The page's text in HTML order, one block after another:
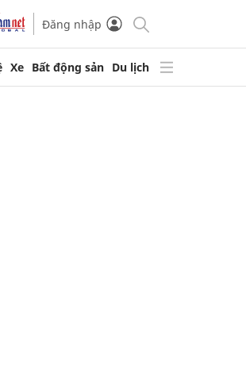
Đăng nhập
Xe Bất động sản Du lịch